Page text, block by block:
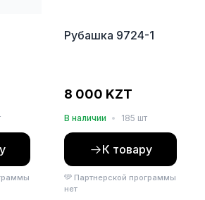
Рубашка 9724-1
8 000 KZT
В наличии • 185 шт
К товару
Партнерской программы
нет